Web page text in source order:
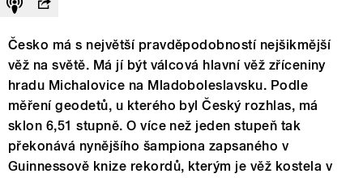
Česko má s největší pravděpodobností nejšikmější
věž na světě. Má jí být válcová hlavní věž zříceniny
hradu Michalovice na Mladoboleslavsku. Podle
měření geodetů, u kterého byl Český rozhlas, má
sklon 6,51 stupně. O více než jeden stupeň tak
překonává nynějšího šampiona zapsaného v
Guinnessově knize rekordů, kterým je věž kostela v